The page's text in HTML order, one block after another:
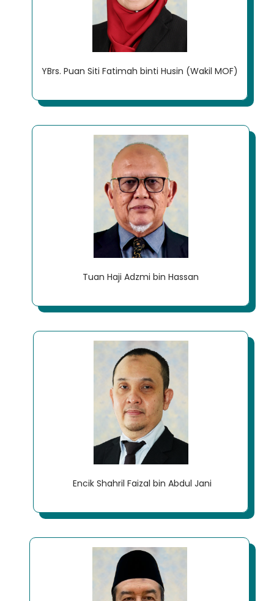
YBrs. Puan Siti Fatimah binti Husin (Wakil MOF)
Tuan Haji Adzmi bin Hassan
Encik Shahril Faizal bin Abdul Jani